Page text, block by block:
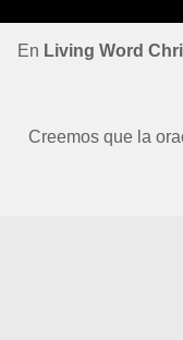
En Living Word
Creemos que la